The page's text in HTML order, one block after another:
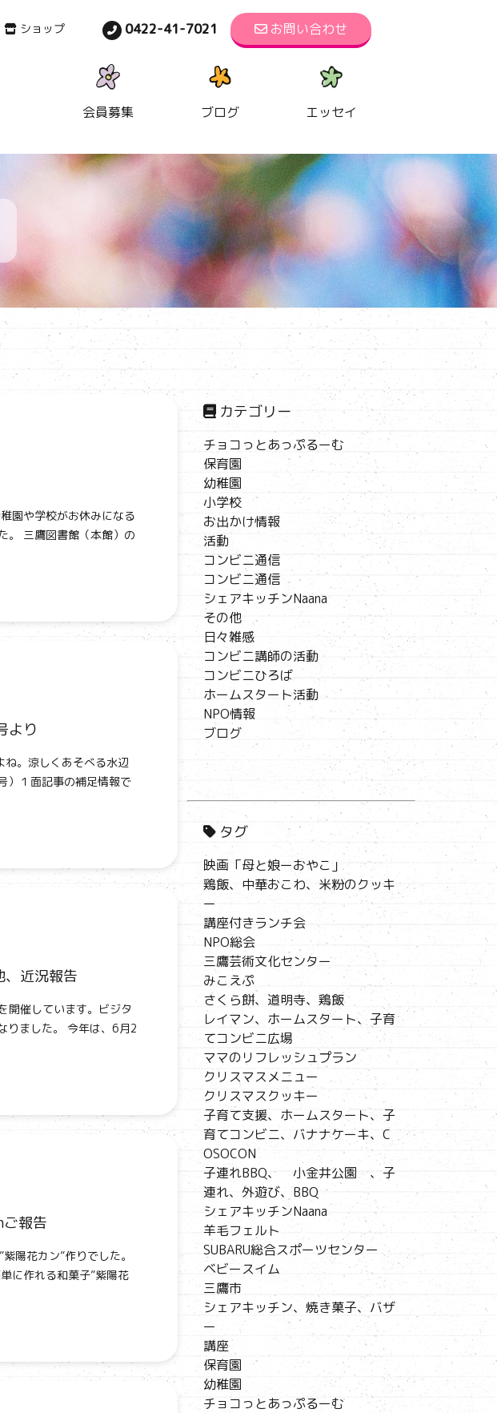
ショップ 0422-41-7021 お問い合わせ
会員募集 ブログ エッセイ
園や学校がお休みになる
。 三鷹図書館（本館）の
より
。涼しくあそべる水辺
）１面記事の補足情報で
、近況報告
開催しています。ビジタ
りました。 今年は、6月2
報告
陽花カン”作りでした。
に作れる和菓子”紫陽花
カテゴリー
チョコっとあっぷるーむ
保育園
幼稚園
小学校
お出かけ情報
活動
コンビニ通信
コンビニ通信
シェアキッチンNaana
その他
日々雑感
コンビニ講師の活動
コンビニひろば
ホームスタート活動
NPO情報
ブログ
タグ
映画「母と娘ーおやこ」
鶏飯、中華おこわ、米粉のクッキ
ー
講座付きランチ会
NPO総会
三鷹芸術文化センター
みこえぷ
さくら餅、道明寺、鶏飯
レイマン、ホームスタート、子育
てコンビニ広場
ママのリフレッシュプラン
クリスマスメニュー
クリスマスクッキー
子育て支援、ホームスタート、子
育てコンビニ、バナナケーキ、C
OSOCON
子連れBBQ、 小金井公園 、子
連れ、外遊び、BBQ
シェアキッチンNaana
羊毛フェルト
SUBARU総合スポーツセンター
ベビースイム
三鷹市
シェアキッチン、焼き菓子、バザ
ー
講座
保育園
幼稚園
チョコっとあっぷるーむ